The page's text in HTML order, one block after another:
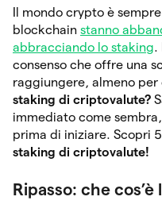
Il mondo crypto è
blockchain stanno
abbracciando lo staking.
consenso che offre una
raggiungere, almeno per
staking di criptovalute?
immediato come
prima di iniziare. Scopri
staking di criptovalute!
Ripasso: che